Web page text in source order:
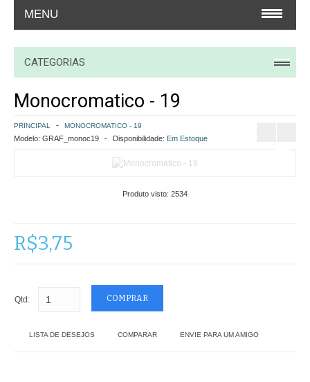
MENU
A EMPRESA
CONTATO
COMO COMPRAR
POLÍTICA DE FRETE GRÁTIS
CONTATO
CATEGORIAS
Monocromatico - 19
PRINCIPAL MONOCROMATICO - 19
Modelo: GRAF_monoc19 Disponibilidade: Em Estoque
Produto visto: 2534
R$3,75
Qtd:
LISTA DE DESEJOS COMPARAR ENVIE PARA UM AMIGO